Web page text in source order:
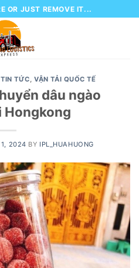
OR JUST REMOVE IT...
TIN TỨC,VẬN TẢI QUỐC TẾ
dâu ngào
Hongkong
1, 2024 BY IPL_HUAHUONG